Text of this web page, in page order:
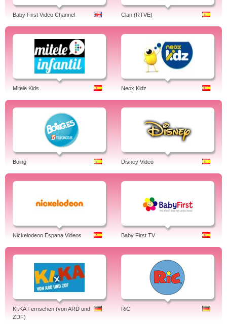
Baby First Video Channel Clan (RTVE)
Mitele Kids Neox Kidz
Boing Disney Video
Nickelodeon Espana Videos Baby First TV
KI.KA Fernsehen (von ARD und
ZDF)
RiC